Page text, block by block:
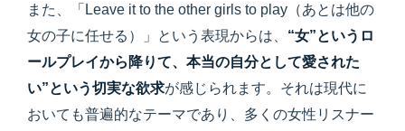
また、「Leave it to the other girls to play（あとは他の
女の子に任せる）」という表現からは、 “女”というロ
ールプレイから降りて、本当の自分として愛された
い”という切実な欲求が感じられます。それは現代に
おいても普遍的なテーマであり、多くの女性リスナー